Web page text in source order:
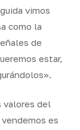
vimos
como la
de
estar,
valores del
es